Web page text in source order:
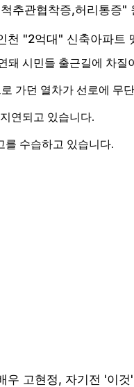
돼 시민들 출근길에 차질
가던 열차가 선로에 무
연되고 있습니다.
를 수습하고 있습니다.